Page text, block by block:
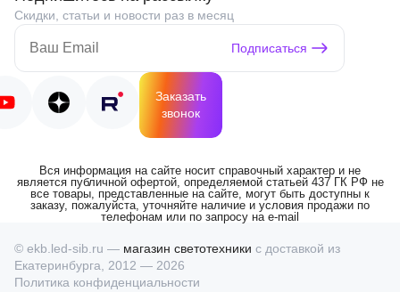
Скидки, статьи и новости раз в месяц
Подписаться
Заказать
звонок
Вся информация на сайте носит справочный характер и не
является публичной офертой, определяемой статьей 437 ГК РФ не
все товары, представленные на сайте, могут быть доступны к
заказу, пожалуйста, уточняйте наличие и условия продажи по
телефонам или по запросу на e-mail
© ekb.led-sib.ru — магазин светотехники с доставкой из
Екатеринбурга, 2012 — 2026
Политика конфиденциальности